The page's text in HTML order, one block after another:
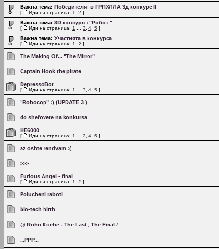
Важна тема: Победителят в ГРПХЛЛА 3д конкурс II
[ Иди на страница: 1 2 ]
Важна тема: 3D конкурс : "Робот!"
[ Иди на страница: 1 3 4 5 ]
Важна тема: Участията в конкурса
[ Иди на страница: 1 2 ]
The Making Of... "The Mirror"
Captain Hook the pirate
DepressoBot
[ Иди на страница: 1 3 4 5 ]
"Robocop" :) (UPDATE 3 )
do shefovete na konkursa
HE6000
[ Иди на страница: 1 3 4 5 ]
az oshte rendvam :(
>>>
Furious Angel - final
[ Иди на страница: 1 2 ]
Polucheni raboti
bio-tech birth
@ Robo Kuche - The Last , The Final /
...PPP...